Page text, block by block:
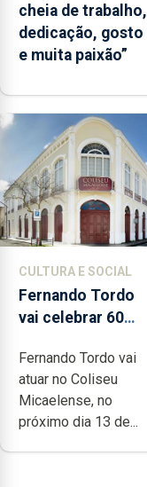
cheia de trabalho,
dedicação, gosto
e muita paixão”
CULTURA E SOCIAL
Fernando Tordo
vai celebrar 60
no Coliseu
Micaelense
Fernando Tordo vai
atuar no Coliseu
Micaelense, no
próximo dia 13 de...